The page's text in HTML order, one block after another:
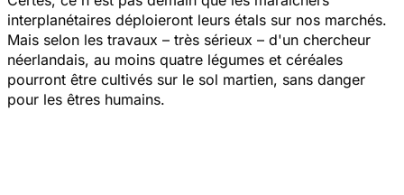
interplanétaires déploieront leurs étals sur nos marchés.
Mais selon les travaux – très sérieux – d'un chercheur
néerlandais, au moins quatre légumes et céréales
pourront être cultivés sur le sol martien, sans danger
pour les êtres humains.